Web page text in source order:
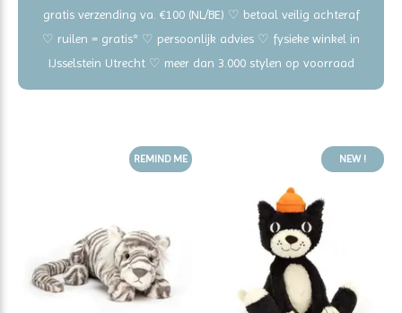
gratis verzending va. €100 (NL/BE) ♡ betaal veilig achteraf
♡ ruilen = gratis* ♡ persoonlijk advies ♡ fysieke winkel in
IJsselstein Utrecht ♡ meer dan 3.000 stylen op voorraad
REMIND ME NEW !